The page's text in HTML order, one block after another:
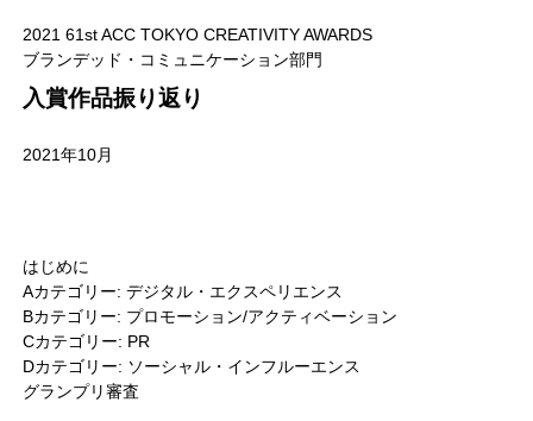
2021 61st ACC TOKYO CREATIVITY AWARDS
ブランデッド・コミュニケーション部門
入賞作品振り返り
2021年10月
はじめに
Aカテゴリー: デジタル・エクスペリエンス
Bカテゴリー: プロモーション/アクティベーション
Cカテゴリー: PR
Dカテゴリー: ソーシャル・インフルーエンス
グランプリ審査